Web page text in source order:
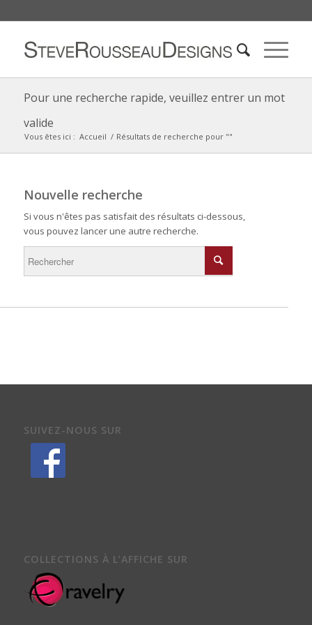
Pour une recherche rapide, veuillez entrer un mot
valide
Vous êtes ici : Accueil / Résultats de recherche pour ""
Nouvelle recherche
Si vous n'êtes pas satisfait des résultats ci-dessous,
vous pouvez lancer une autre recherche.
SUIVEZ-NOUS SUR
COLLECTIONS À L’AFFICHE SUR